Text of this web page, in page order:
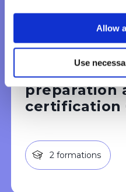
Allow
Use
Infrastructure & devops
Kubernetes
préparation
certification
2 formations